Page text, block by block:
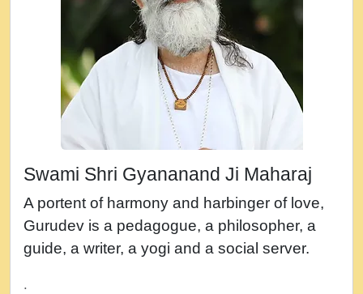
तन हल दल द सनव मड उतत सर रख क, नल रव त
गल लग जव त सर उतत हथ रख द!.mp3
तू कर प्रीतम से प्रीत, यूहीं दिन बीतते जाते हैं ।
2018 - Rishikesh - Swami Gyananand Ji
Maharaj.mp3
न म गवद गपल गद फर, पयर महन न रझद फर! shri
नह भरस रह लडडल... अपन खट करम क !!!! मह दद
सहर चरण क .....mp3
बगड नसब कसन सवर तर बगर Shri ravinandan
shastri ji maharaj.mp3
Swami Shri Gyananand Ji Maharaj
A portent of harmony and harbinger of love,
Gurudev is a pedagogue, a philosopher, a
guide, a writer, a yogi and a social server.
.